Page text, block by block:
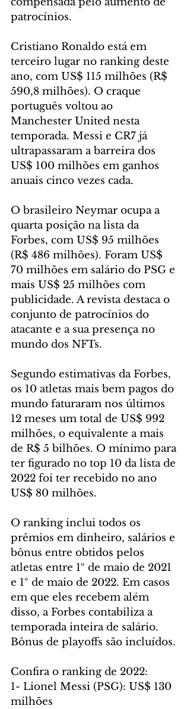
patrocínios.
Cristiano Ronaldo está em
terceiro lugar no ranking deste
ano, com US$ 115 milhões (R$
590,8 milhões). O craque
português voltou ao
Manchester United nesta
temporada. Messi e CR7 já
ultrapassaram a barreira dos
US$ 100 milhões em ganhos
anuais cinco vezes cada.
O brasileiro Neymar ocupa a
quarta posição na lista da
Forbes, com US$ 95 milhões
(R$ 486 milhões). Foram US$
70 milhões em salário do PSG e
mais US$ 25 milhões com
publicidade. A revista destaca o
conjunto de patrocínios do
atacante e a sua presença no
mundo dos NFTs.
Segundo estimativas da Forbes,
os 10 atletas mais bem pagos do
mundo faturaram nos últimos
12 meses um total de US$ 992
milhões, o equivalente a mais
de R$ 5 bilhões. O mínimo para
ter figurado no top 10 da lista de
2022 foi ter recebido no ano
US$ 80 milhões.
O ranking inclui todos os
prêmios em dinheiro, salários e
bônus entre obtidos pelos
atletas entre 1º de maio de 2021
e 1º de maio de 2022. Em casos
em que eles recebem além
disso, a Forbes contabiliza a
temporada inteira de salário.
Bônus de playoffs são incluídos.
Confira o ranking de 2022:
1- Lionel Messi (PSG): US$ 130
milhões